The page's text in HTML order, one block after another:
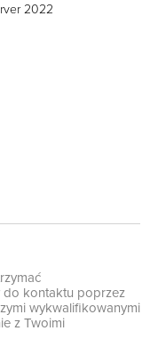
2022
do kontaktu poprzez
wykwalifikowanymi
z Twoimi